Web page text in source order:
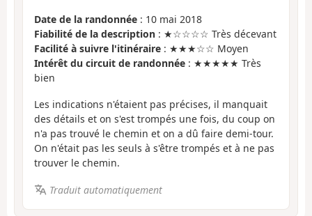
Date de la randonnée : 10 mai 2018
Fiabilité de la description : ★☆☆☆☆ Très décevant
Facilité à suivre l'itinéraire : ★★★☆☆ Moyen
Intérêt du circuit de randonnée : ★★★★★ Très
bien
Les indications n'étaient pas précises, il manquait
des détails et on s'est trompés une fois, du coup on
n'a pas trouvé le chemin et on a dû faire demi-tour.
On n'était pas les seuls à s'être trompés et à ne pas
trouver le chemin.
Traduit automatiquement